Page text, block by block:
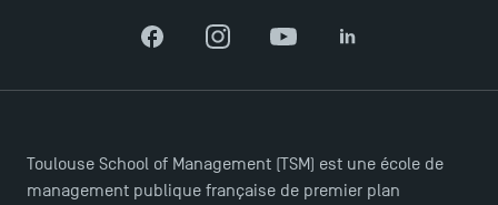
FacebookInstagramYouTubeLinkedIn
Toulouse School of Management (TSM) est une école de
management publique française de premier plan